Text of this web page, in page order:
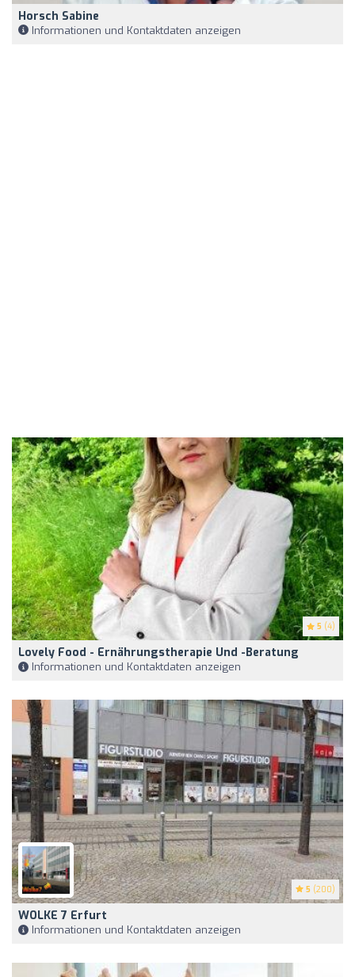
Horsch Sabine
Informationen und Kontaktdaten anzeigen
5 (4)
Lovely Food - Ernährungstherapie Und -beratung
Informationen und Kontaktdaten anzeigen
5 (200)
WOLKE 7 Erfurt
Informationen und Kontaktdaten anzeigen